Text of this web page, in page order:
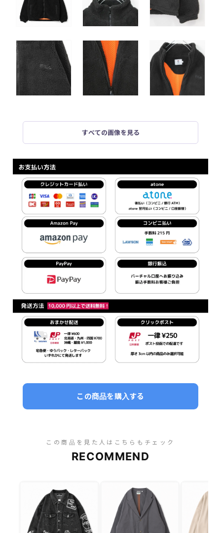
すべての画像を見る
この商品を購入する
この商品を見た人はこちらもチェック
RECOMMEND